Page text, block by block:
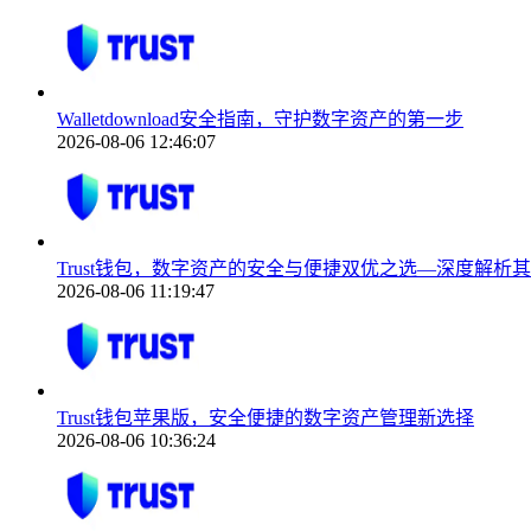
Walletdownload安全指南，守护数字资产的第一步
2026-08-06 12:46:07
Trust钱包，数字资产的安全与便捷双优之选—深度解析
2026-08-06 11:19:47
Trust钱包苹果版，安全便捷的数字资产管理新选择
2026-08-06 10:36:24